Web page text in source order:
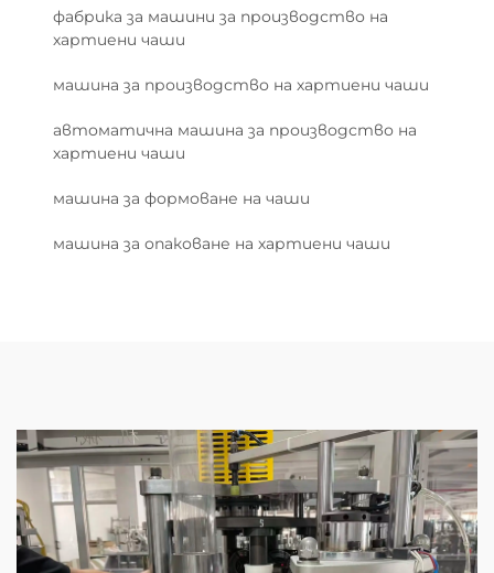
фабрика за машини за производство на
хартиени чаши
машина за производство на хартиени чаши
автоматична машина за производство на
хартиени чаши
машина за формоване на чаши
машина за опаковане на хартиени чаши